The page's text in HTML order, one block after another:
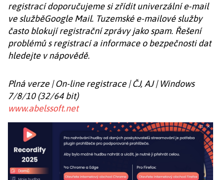
registrací doporučujeme si zřídit univerzální e-mail
ve služběGoogle Mail. Tuzemské e-mailové služby
často blokují registrační zprávy jako spam. Řešení
problémů s registrací a informace o bezpečnosti dat
hledejte v nápovědě.
Plná verze | On-line registrace | ČJ, AJ | Windows
7/8/10 (32/64 bit)
www.abelssoft.net